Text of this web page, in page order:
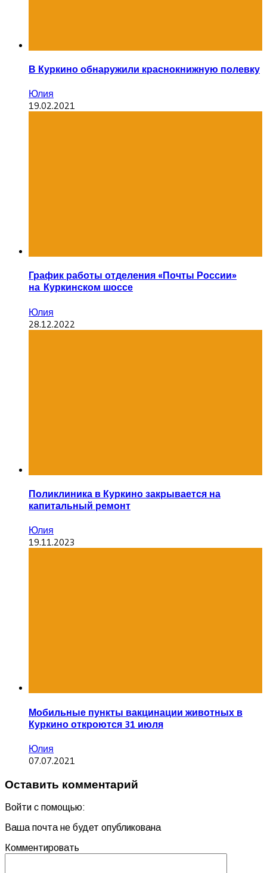
В Куркино обнаружили краснокнижную полевку
Юлия
19.02.2021
График работы отделения «Почты России»
на Куркинском шоссе
Юлия
28.12.2022
Поликлиника в Куркино закрывается на
капитальный ремонт
Юлия
19.11.2023
Мобильные пункты вакцинации животных в
Куркино откроются 31 июля
Юлия
07.07.2021
Оставить комментарий
Войти с помощью:
Ваша почта не будет опубликована
Комментировать